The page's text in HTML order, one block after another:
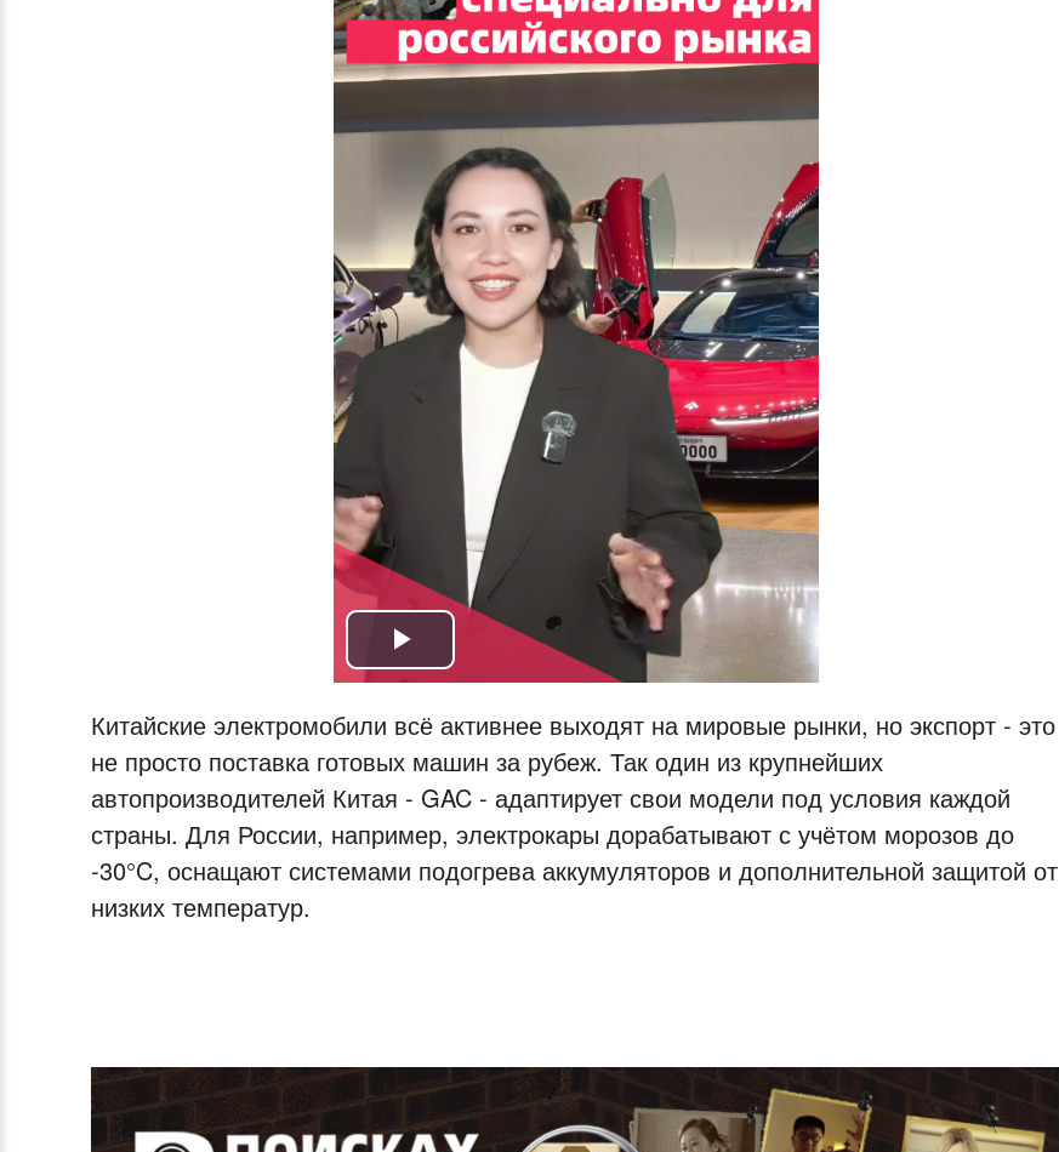
Play
Video
Китайские электромобили всё активнее выходят на мировые рынки, но экспорт - это
не просто поставка готовых машин за рубеж. Так один из крупнейших
автопроизводителей Китая - GAC - адаптирует свои модели под условия каждой
страны. Для России, например, электрокары дорабатывают с учётом морозов до
-30°C, оснащают системами подогрева аккумуляторов и дополнительной защитой от
низких температур.